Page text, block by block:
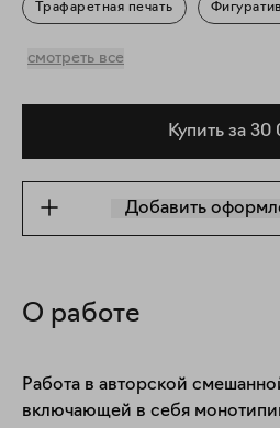
Трафаретная печать
смотреть все
Купить за 30
Добавить
О работе
Работа в авторской
включающей в себя